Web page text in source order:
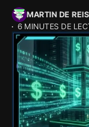
MARTIN DE REIS
6 MINUTES DE